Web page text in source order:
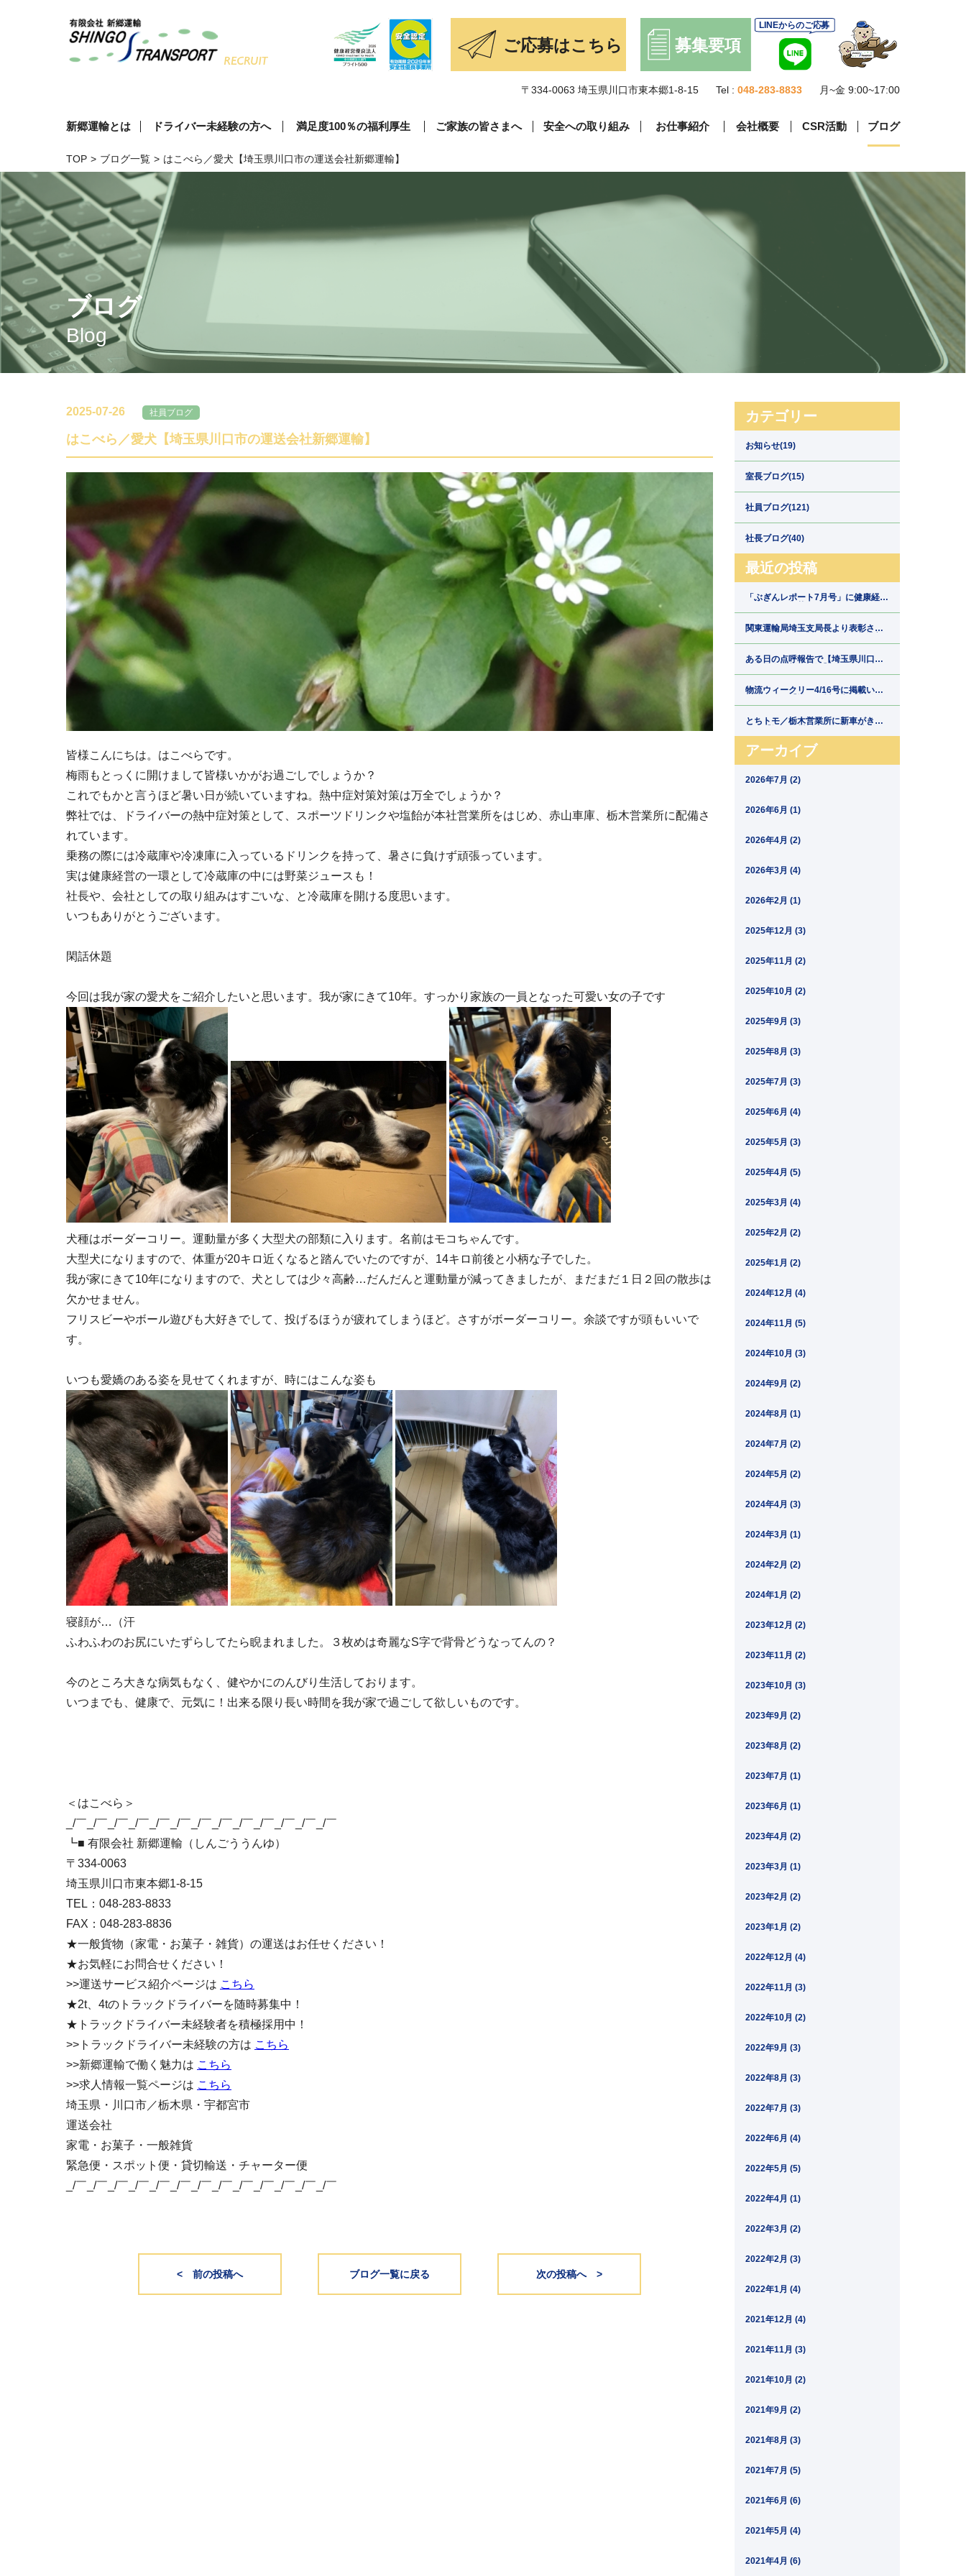
〒334-0063 埼玉県川口市東本郷1-8-15 Tel : 048-283-8833 月~金 9:00~17:00
新郷運輸とは ドライバー未経験の方へ 満足度100％の福利厚生 ご家族の皆さまへ 安全への取り組み お仕事紹介 会社概要 CSR活動 ブログ
TOP > ブログ一覧 > はこべら／愛犬【埼玉県川口市の運送会社新郷運輸】
ブログ
Blog
2025-07-26 社員ブログ
はこべら／愛犬【埼玉県川口市の運送会社新郷運輸】
皆様こんにちは。はこべらです。
梅雨もとっくに開けまして皆様いかがお過ごしでしょうか？
これでもかと言うほど暑い日が続いていますね。熱中症対策対策は万全でしょうか？
弊社では、ドライバーの熱中症対策として、スポーツドリンクや塩飴が本社営業所をはじめ、赤山車庫、栃木営業所に配備さ
れています。
乗務の際には冷蔵庫や冷凍庫に入っているドリンクを持って、暑さに負けず頑張っています。
実は健康経営の一環として冷蔵庫の中には野菜ジュースも！
社長や、会社としての取り組みはすごいな、と冷蔵庫を開ける度思います。
いつもありがとうございます。
閑話休題
今回は我が家の愛犬をご紹介したいと思います。我が家にきて10年。すっかり家族の一員となった可愛い女の子です
犬種はボーダーコリー。運動量が多く大型犬の部類に入ります。名前はモコちゃんです。
大型犬になりますので、体重が20キロ近くなると踏んでいたのですが、14キロ前後と小柄な子でした。
我が家にきて10年になりますので、犬としては少々高齢…だんだんと運動量が減ってきましたが、まだまだ１日２回の散歩は
欠かせません。
フリスビーやボール遊びも大好きでして、投げるほうが疲れてしまうほど。さすがボーダーコリー。余談ですが頭もいいで
す。
いつも愛嬌のある姿を見せてくれますが、時にはこんな姿も
寝顔が…（汗
ふわふわのお尻にいたずらしてたら睨まれました。３枚めは奇麗なS字で背骨どうなってんの？
今のところ大きな病気もなく、健やかにのんびり生活しております。
いつまでも、健康で、元気に！出来る限り長い時間を我が家で過ごして欲しいものです。
＜はこべら＞
_/￣_/￣_/￣_/￣_/￣_/￣_/￣_/￣_/￣_/￣_/￣_/￣_/￣
┗■ 有限会社 新郷運輸（しんごううんゆ）
〒334-0063
埼玉県川口市東本郷1-8-15
TEL：048-283-8833
FAX：048-283-8836
★一般貨物（家電・お菓子・雑貨）の運送はお任せください！
★お気軽にお問合せください！
>>運送サービス紹介ページは こちら
★2t、4tのトラックドライバーを随時募集中！
★トラックドライバー未経験者を積極採用中！
>>トラックドライバー未経験の方は こちら
>>新郷運輸で働く魅力は こちら
>>求人情報一覧ページは こちら
埼玉県・川口市／栃木県・宇都宮市
運送会社
家電・お菓子・一般雑貨
緊急便・スポット便・貸切輸送・チャーター便
_/￣_/￣_/￣_/￣_/￣_/￣_/￣_/￣_/￣_/￣_/￣_/￣_/￣
< 前の投稿へ ブログ一覧に戻る 次の投稿へ >
カテゴリー
お知らせ(19)
室長ブログ(15)
社員ブログ(121)
社長ブログ(40)
最近の投稿
「ぶぎんレポート7月号」に健康経営
川口市の運送会社新郷運輸】
関東運輸局埼玉支局長より表彰され
郷運輸】
ある日の点呼報告で【埼玉県川口市
物流ウィークリー4/16号に掲載いた
社新郷運輸】
とちトモ／栃木営業所に新車がきま
運輸】
アーカイブ
2026年7月 (2)
2026年6月 (1)
2026年4月 (2)
2026年3月 (4)
2026年2月 (1)
2025年12月 (3)
2025年11月 (2)
2025年10月 (2)
2025年9月 (3)
2025年8月 (3)
2025年7月 (3)
2025年6月 (4)
2025年5月 (3)
2025年4月 (5)
2025年3月 (4)
2025年2月 (2)
2025年1月 (2)
2024年12月 (4)
2024年11月 (5)
2024年10月 (3)
2024年9月 (2)
2024年8月 (1)
2024年7月 (2)
2024年5月 (2)
2024年4月 (3)
2024年3月 (1)
2024年2月 (2)
2024年1月 (2)
2023年12月 (2)
2023年11月 (2)
2023年10月 (3)
2023年9月 (2)
2023年8月 (2)
2023年7月 (1)
2023年6月 (1)
2023年4月 (2)
2023年3月 (1)
2023年2月 (2)
2023年1月 (2)
2022年12月 (4)
2022年11月 (3)
2022年10月 (2)
2022年9月 (3)
2022年8月 (3)
2022年7月 (3)
2022年6月 (4)
2022年5月 (5)
2022年4月 (1)
2022年3月 (2)
2022年2月 (3)
2022年1月 (4)
2021年12月 (4)
2021年11月 (3)
2021年10月 (2)
2021年9月 (2)
2021年8月 (3)
2021年7月 (5)
2021年6月 (6)
2021年5月 (4)
2021年4月 (6)